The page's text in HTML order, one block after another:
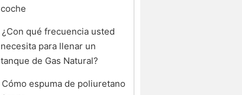
coche
¿Con qué frecuencia usted
necesita para llenar un
tanque de Gas Natural?
Cómo espuma de poliuretano